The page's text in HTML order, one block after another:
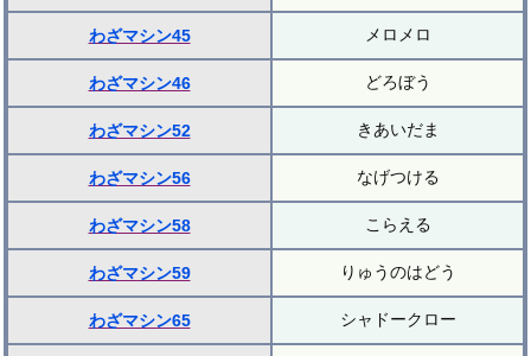
わざマシン45 メロメロ
わざマシン46 どろぼう
わざマシン52 きあいだま
わざマシン56 なげつける
わざマシン58 こらえる
わざマシン59 りゅうのはどう
わざマシン65 シャドークロー